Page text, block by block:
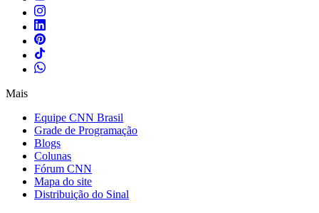
Mais
Equipe CNN Brasil
Grade de Programação
Blogs
Colunas
Fórum CNN
Mapa do site
Distribuição do Sinal